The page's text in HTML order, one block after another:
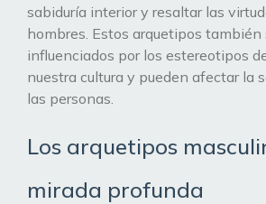
sabiduría interior y resaltar las
hombres. Estos arquetipos también
influenciados por los estereotipos
nuestra cultura y pueden afectar la
las personas.
Los arquetipos
mirada profunda